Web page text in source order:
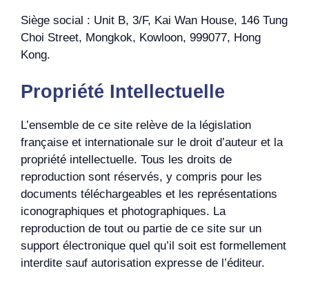
Siège social : Unit B, 3/F, Kai Wan House, 146 Tung
Choi Street, Mongkok, Kowloon, 999077, Hong
Kong.
Propriété Intellectuelle
L’ensemble de ce site relève de la législation
française et internationale sur le droit d’auteur et la
propriété intellectuelle. Tous les droits de
reproduction sont réservés, y compris pour les
documents téléchargeables et les représentations
iconographiques et photographiques. La
reproduction de tout ou partie de ce site sur un
support électronique quel qu’il soit est formellement
interdite sauf autorisation expresse de l’éditeur.